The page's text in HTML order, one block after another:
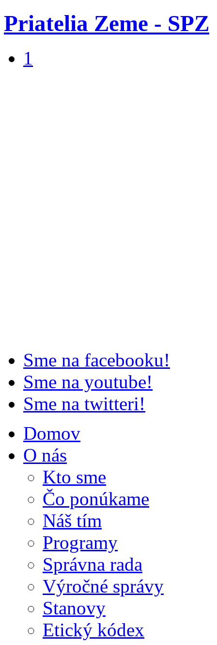
Priatelia Zeme - SPZ
1
Sme na facebooku!
Sme na youtube!
Sme na twitteri!
Domov
O nás
Kto sme
Čo ponúkame
Náš tím
Programy
Správna rada
Výročné správy
Stanovy
Etický kódex